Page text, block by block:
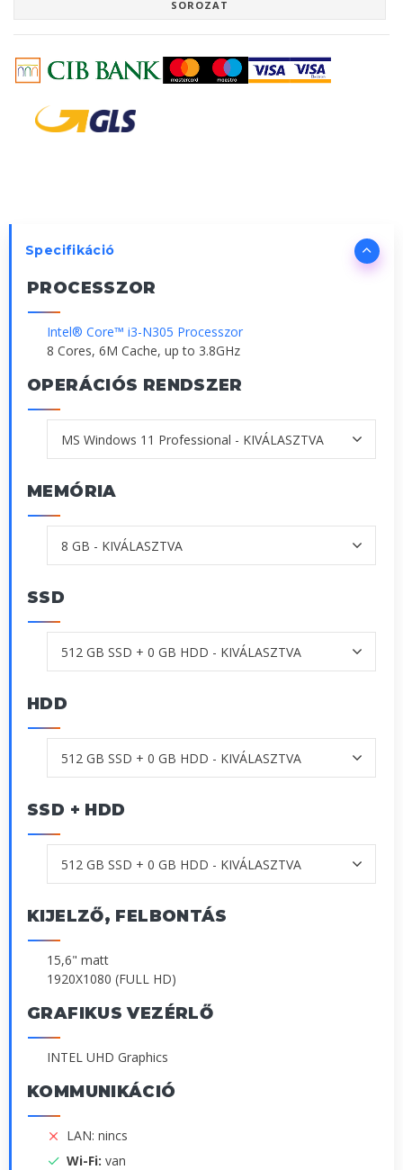
SOROZAT
Specifikáció
PROCESSZOR
Intel® Core™ i3-N305 Processzor
8 Cores, 6M Cache, up to 3.8GHz
OPERÁCIÓS RENDSZER
MEMÓRIA
SSD
HDD
SSD + HDD
KIJELZŐ, FELBONTÁS
15,6" matt
1920X1080 (FULL HD)
GRAFIKUS VEZÉRLŐ
INTEL UHD Graphics
KOMMUNIKÁCIÓ
LAN: nincs
Wi-Fi: van